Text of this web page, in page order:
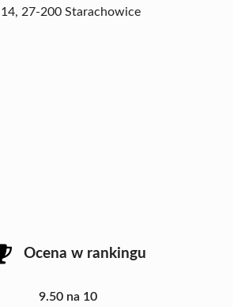
27-200 Starachowice
Ocena w rankingu
9.50 na 10